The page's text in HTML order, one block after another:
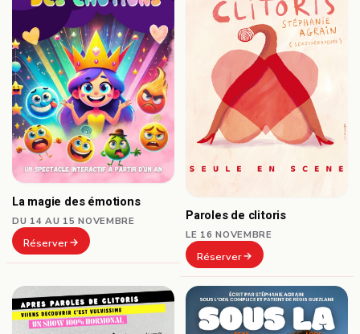
La magie des émotions
DU 14 AU 15 NOVEMBRE
Réserver
Paroles de clitoris
LE 16 NOVEMBRE
Réserver